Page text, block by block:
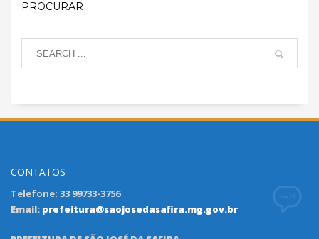
PROCURAR
CONTATOS
Telefone: 33 99733-3756
Email: prefeitura@saojosedasafira.mg.gov.br